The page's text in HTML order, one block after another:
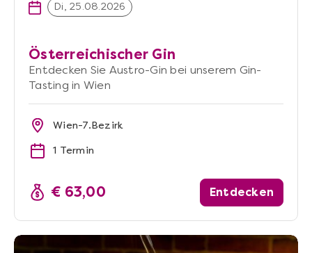
Di, 25.08.2026
Österreichischer Gin
Entdecken Sie Austro-Gin bei unserem Gin-
Tasting in Wien
Wien-7.Bezirk
1 Termin
€ 63,00 Entdecken